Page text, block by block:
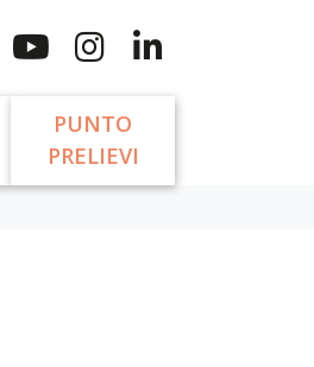
PUNTO
PRELIEVI